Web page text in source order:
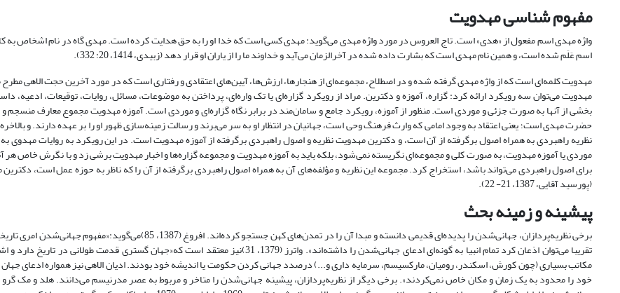
مفهوم شناسی مهدویت
واژه مهدی اسم مفعول از «هدی» است. تاج العروس در مورد واژه مهدی می‌گوید: مهدی کسی است که خدا او را به حق هدایت کرده است. مهدی گاه در نام اشخاص به کار
اسم عَلَم شده است، و همین نام مهدی است که بشارت داده شده در آخرالزمان می‌آید و خداوند ما را از یاران او قرار دهد (زبیدی، 1414، 20: 332).
مهدویت کلمه‌ای است که از واژه مهدی گرفته شده و در اصطلاح، مجموعه‌ای از هنجارها، ارزش‌ها، آیین‌های اعتقادی و رفتاری است که در مورد آخرین حجت الاهی
مهدویت می‌توان سه رویکرد ارائه کرد: گزاره، آموزه و دکترین. مراد از رویکرد گزاره‌ای یا تک واره‌ای، پرداختن به موضوعات، مسائل، روایات، توقیعات، ادعیه،
بخشی از آنها به صورت جزئی و موردی است. منظور از آموزه، رویکرد جامع و سامان‌‌مند در برابر نگاه گزاره‌ای و موردی است. آموزه مهدویت مجموع معارف منسجم
حضرت مهدی است؛ یعنی اعتقاد به وجود امامی که وارث فرهنگ وحی است، جهانیان در انتظار او به سر می‌برند و رسالت زمینه‌سازی ظهور او را بر عهده دارند. و
نظریه‌ راهبردی به همراه اصول برگرفته از آن است، و دکترین مهدویت نظریه و اصول راهبردی برگرفته از آموزه مهدویت است. در این رویکرد به روایات مهدوی
موردی یا آموزه مهدویت، به صورت کلی و مجموعه‌ای نگریسته نمی‌شود، بلکه باید به آموزه مهدویت و مجموعه گزاره‌ها و اخبار مهدویت برشی زد و با نگرش خاص هر
برای اصول راهبردی می‌تواند باشد، استخراج کرد. مجموعه این نظریه و مؤلفه‌های آن به همراه اصول راهبردی برگرفته از آن را که ناظر به حوزه عمل است،
(پورسید آقایی، 1387، 21- 22).
پیشینه و زمینه بحث
برخی نظریه‌پردازان، جهانی‌شدن را پدیده‌ای قدیمی دانسته و مبدا آن را در تمدن‌های کهن جستجو کرده‌اند. افروغ (1387،
تقریبا می‌توان اذعان کرد تمام انبیا به گونه‌ای ادعای جهانی‌شدن را داشته‌اند». واترز (1379، 31)نیز معتقد است که«جهان گستری قدمت
مکاتب بسیاری (چون کورش، اسکندر، رومیان، مارکسیسم، سرمایه داری و...) درصدد جهانی کردن حکومت یا اندیشه خود بودند. ادیان الاهی نیز همواره ادعای